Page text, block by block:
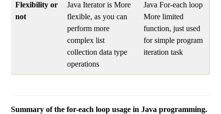
Flexibility or
not
Java Iterator is More
flexible, as you can
perform more
complex list
collection data type
operations
Java For-each loop
More limited
function, just used
for simple program
iteration task
Summary of the for-each loop usage in Java programming.